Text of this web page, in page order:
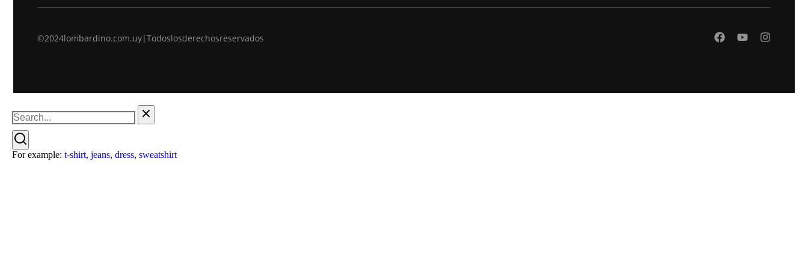
©2024 lombardino.com.uy | Todos los derechos reservados
For example: t-shirt, jeans, dress, sweatshirt